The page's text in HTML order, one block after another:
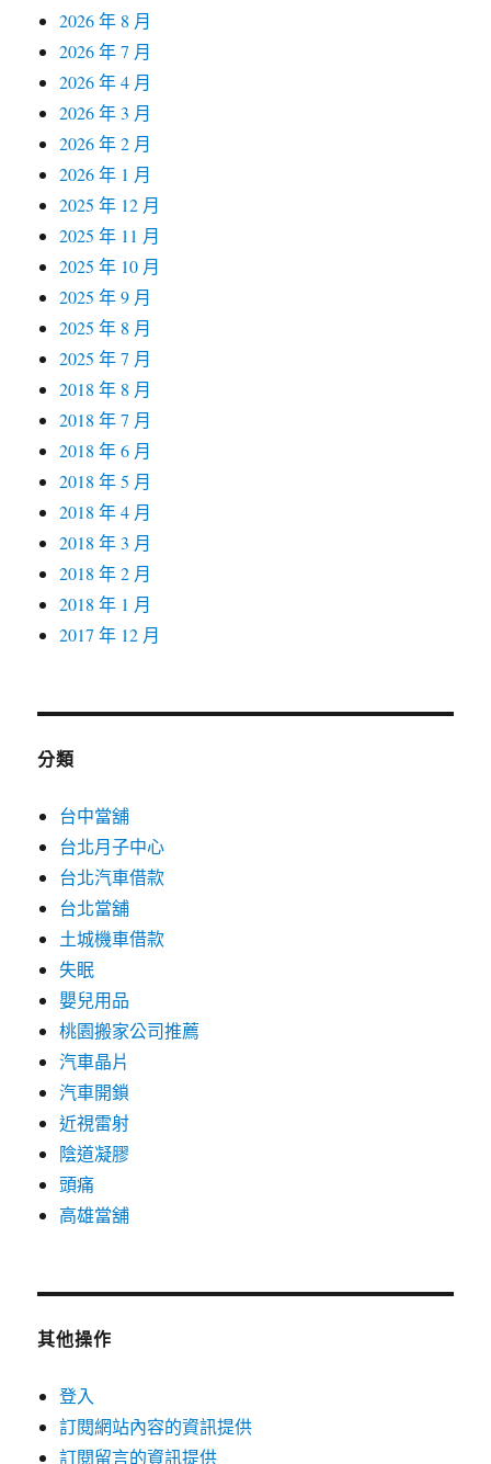
2026 年 8 月
2026 年 7 月
2026 年 4 月
2026 年 3 月
2026 年 2 月
2026 年 1 月
2025 年 12 月
2025 年 11 月
2025 年 10 月
2025 年 9 月
2025 年 8 月
2025 年 7 月
2018 年 8 月
2018 年 7 月
2018 年 6 月
2018 年 5 月
2018 年 4 月
2018 年 3 月
2018 年 2 月
2018 年 1 月
2017 年 12 月
分類
台中當舖
台北月子中心
台北汽車借款
台北當舖
土城機車借款
失眠
嬰兒用品
桃園搬家公司推薦
汽車晶片
汽車開鎖
近視雷射
陰道凝膠
頭痛
高雄當舖
其他操作
登入
訂閱網站內容的資訊提供
訂閱留言的資訊提供